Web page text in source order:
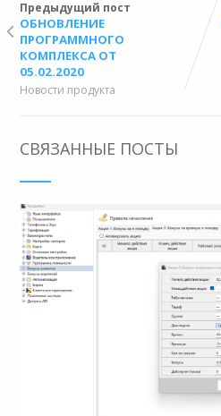
Предыдущий пост
ОБНОВЛЕНИЕ
ПРОГРАММНОГО
КОМПЛЕКСА ОТ
05.02.2020
Новости продукта
СВЯЗАННЫЕ ПОСТЫ